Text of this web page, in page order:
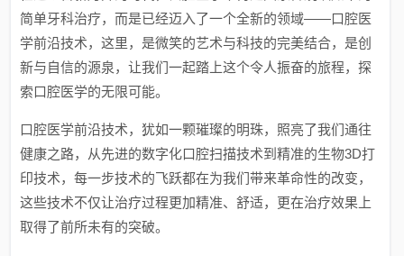
简单牙科治疗，而是已经迈入了一个全新的领域——口腔医
学前沿技术，这里，是微笑的艺术与科技的完美结合，是创
新与自信的源泉，让我们一起踏上这个令人振奋的旅程，探
索口腔医学的无限可能。
口腔医学前沿技术，犹如一颗璀璨的明珠，照亮了我们通往
健康之路，从先进的数字化口腔扫描技术到精准的生物3D打
印技术，每一步技术的飞跃都在为我们带来革命性的改变，
这些技术不仅让治疗过程更加精准、舒适，更在治疗效果上
取得了前所未有的突破。